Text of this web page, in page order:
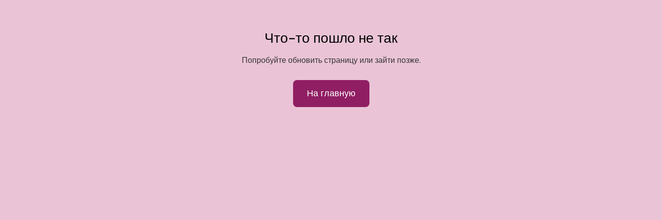
Что-то пошло не так
Попробуйте обновить страницу или зайти позже.
На главную